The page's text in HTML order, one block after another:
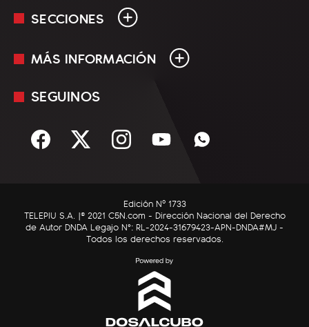
SECCIONES
En Vivo
Sociedad
C5N Autos
RatingCero
MÁS INFORMACIÓN
Mediakit
Términos y condiciones
SEGUINOS
Edición Nº 1733
TELEPIU S.A. |© 2021 C5N.com - Dirección Nacional del Derecho
de Autor DNDA Legajo N°: RL-2024-31679423-APN-DNDA#MJ -
Todos los derechos reservados.